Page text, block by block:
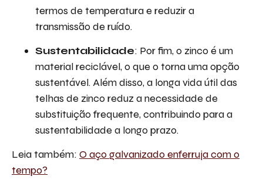
termos de temperatura e reduzir a
transmissão de ruído.
Sustentabilidade: Por fim, o zinco é um
material reciclável, o que o torna uma opção
sustentável. Além disso, a longa vida útil das
telhas de zinco reduz a necessidade de
substituição frequente, contribuindo para a
sustentabilidade a longo prazo.
Leia também: O aço galvanizado enferruja com o
tempo?